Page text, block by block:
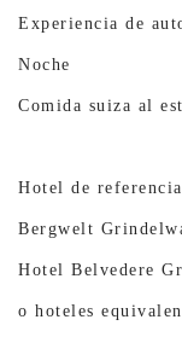
Experiencia de
Noche
Comida suiza al
Hotel de referencia
Bergwelt
Hotel Belvedere
o hoteles